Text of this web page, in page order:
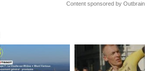
Content sponsored by Outbrain